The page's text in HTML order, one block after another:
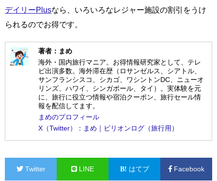
デイリーPlusなら、いろいろなレジャー施設の割引をうけ
られるのでお得です。
著者：まめ
海外・国内旅行マニア。お得情報研究家として、テレ
ビ出演多数。海外滞在歴（ロサンゼルス、シアトル、
サンフランシスコ、シカゴ、ワシントンDC、ニューオ
リンズ、ハワイ、シンガポール、タイ）。実体験を元
に、旅行に役立つ情報や宿泊クーポン、旅行セール情
報を配信してます。
まめのプロフィール
X（Twitter）：まめ｜ビリオンログ（旅行用）
Twitter LINE はてブ Facebook